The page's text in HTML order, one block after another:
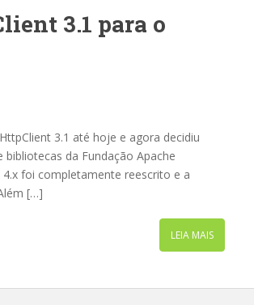
3.1 para o
3.1 até hoje e agora decidiu
da Fundação Apache
foi completamente reescrito e a
[…]
LEIA MAIS